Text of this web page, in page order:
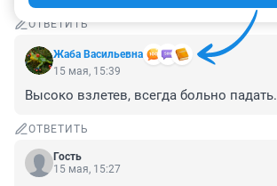
ОТВЕТИТЬ
Жаба Васильевна
15 мая, 15:39
Высоко взлетев, всегда больно падать.
ОТВЕТИТЬ
Гость
15 мая, 15:27